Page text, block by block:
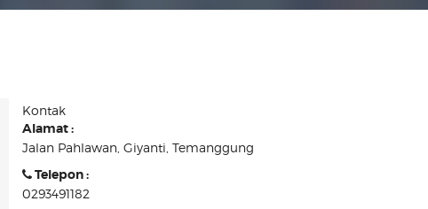
Kontak
Alamat :
Jalan Pahlawan, Giyanti, Temanggung
Telepon :
0293491182